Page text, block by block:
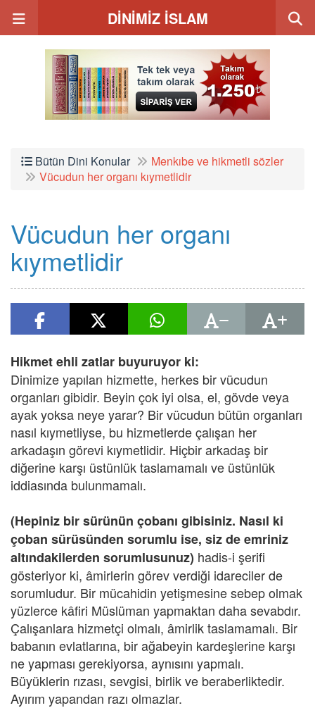
DİNİMİZ İSLAM
Bütün Dini Konular
Menkıbe ve hikmetli sözler
Vücudun her organı kıymetlidir
Vücudun her organı
kıymetlidir
Hikmet ehli zatlar buyuruyor ki:
Dinimize yapılan hizmette, herkes bir vücudun
organları gibidir. Beyin çok iyi olsa, el, gövde veya
ayak yoksa neye yarar? Bir vücudun bütün organları
nasıl kıymetliyse, bu hizmetlerde çalışan her
arkadaşın görevi kıymetlidir. Hiçbir arkadaş bir
diğerine karşı üstünlük taslamamalı ve üstünlük
iddiasında bulunmamalı.
(Hepiniz bir sürünün çobanı gibisiniz. Nasıl ki
çoban sürüsünden sorumlu ise, siz de emriniz
altındakilerden sorumlusunuz) hadis-i şerifi
gösteriyor ki, âmirlerin görev verdiği idareciler de
sorumludur. Bir mücahidin yetişmesine sebep olmak
yüzlerce kâfiri Müslüman yapmaktan daha sevabdır.
Çalışanlara hizmetçi olmalı, âmirlik taslamamalı. Bir
babanın evlatlarına, bir ağabeyin kardeşlerine karşı
ne yapması gerekiyorsa, aynısını yapmalı.
Büyüklerin rızası, sevgisi, birlik ve beraberliktedir.
Ayırım yapandan razı olmazlar.